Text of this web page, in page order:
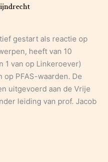
gestart als reactie op
heeft van 10
1 van op Linkeroever)
PFAS-waarden. De
uitgevoerd aan de Vrije
leiding van prof. Jacob